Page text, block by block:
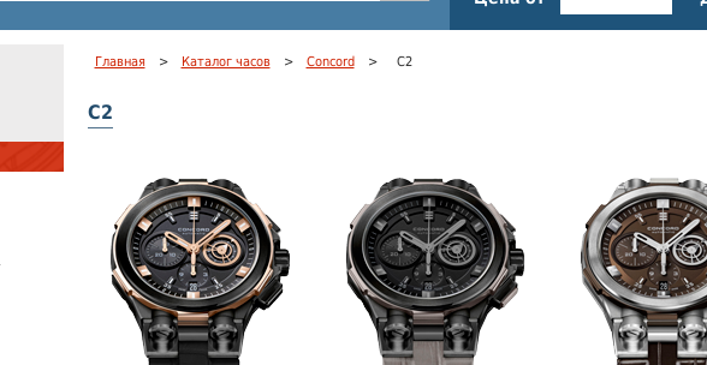
Главная > Каталог часов > Concord > C2
C2